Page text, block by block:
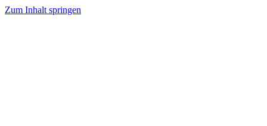
Zum Inhalt springen